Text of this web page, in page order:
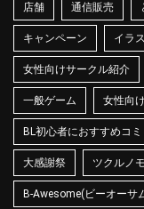
店舗 通信販売
キャンペーン イラ
女性向けサークル紹介
一般ゲーム 女性向け
BL初心者におすすめコミ
大感謝祭 ツクルノ
B-Awesome(ビーオーサ